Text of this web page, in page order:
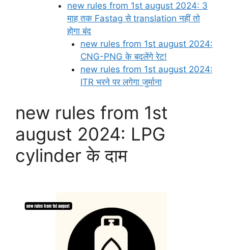
new rules from 1st august 2024: 3
माह तक Fastag से translation नहीं तो
होगा बंद
new rules from 1st august 2024:
CNG-PNG के बदलेंगे रेट!
new rules from 1st august 2024:
ITR भरने पर लगेगा जुर्माना
new rules from 1st
august 2024: LPG
cylinder के दाम